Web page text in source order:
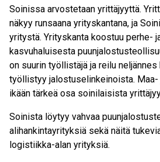
Soinissa arvostetaan yrittäjyyttä.
näkyy runsaana yrityskantana, ja
yritystä. Yrityskanta koostuu perhe-
kasvuhaluisesta
on suurin työllistäjä ja reilu
työllistyy jalostuselinkeinoista.
ikään tärkeä osa soinilaisista
Soinista löytyy vahvaa
alihankintayrityksiä sekä näitä
logistiikka-alan yrityksiä.